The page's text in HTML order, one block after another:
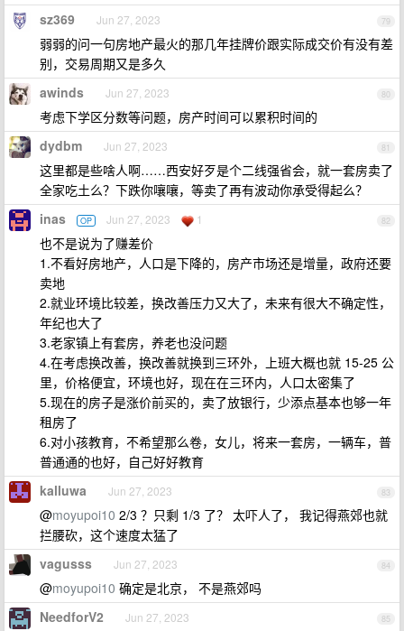
79
sz369 Jun 27, 2023
弱弱的问一句房地产最火的那几年挂牌价跟实际成交价有没有差
别，交易周期又是多久
80
awinds Jun 27, 2023
考虑下学区分数等问题，房产时间可以累积时间的
81
dydbm Jun 27, 2023
这里都是些啥人啊……西安好歹是个二线强省会，就一套房卖了
全家吃土么？下跌你嚷嚷，等卖了再有波动你承受得起么？
82
inas OP Jun 27, 2023 1
也不是说为了赚差价
1.不看好房地产，人口是下降的，房产市场还是增量，政府还要
卖地
2.就业环境比较差，换改善压力又大了，未来有很大不确定性，
年纪也大了
3.老家镇上有套房，养老也没问题
4.在考虑换改善，换改善就换到三环外，上班大概也就 15-25 公
里，价格便宜，环境也好，现在在三环内，人口太密集了
5.现在的房子是涨价前买的，卖了放银行，少添点基本也够一年
租房了
6.对小孩教育，不希望那么卷，女儿，将来一套房，一辆车，普
普通通的也好，自己好好教育
83
kalluwa Jun 27, 2023
@moyupoi10 2/3 ？只剩 1/3 了？ 太吓人了， 我记得燕郊也就
拦腰砍，这个速度太猛了
84
vagusss Jun 27, 2023
@moyupoi10 确定是北京， 不是燕郊吗
85
NeedforV2 Jun 27, 2023